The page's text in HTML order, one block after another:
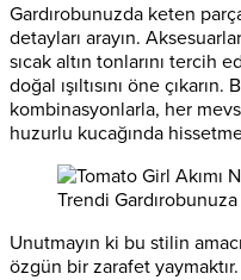
Gardırobunuzda keten
detayları arayın.
sıcak altın tonlarını tercih
doğal ışıltısını öne
kombinasyonlarla, her
huzurlu kucağında
Unutmayın ki bu stilin
özgün bir zarafet yaymaktır.